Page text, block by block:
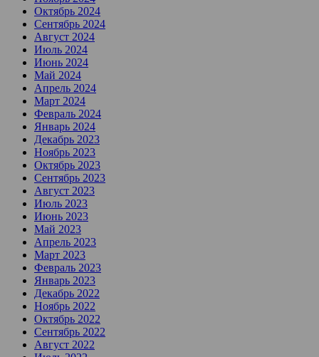
Октябрь 2024
Сентябрь 2024
Август 2024
Июль 2024
Июнь 2024
Май 2024
Апрель 2024
Март 2024
Февраль 2024
Январь 2024
Декабрь 2023
Ноябрь 2023
Октябрь 2023
Сентябрь 2023
Август 2023
Июль 2023
Июнь 2023
Май 2023
Апрель 2023
Март 2023
Февраль 2023
Январь 2023
Декабрь 2022
Ноябрь 2022
Октябрь 2022
Сентябрь 2022
Август 2022